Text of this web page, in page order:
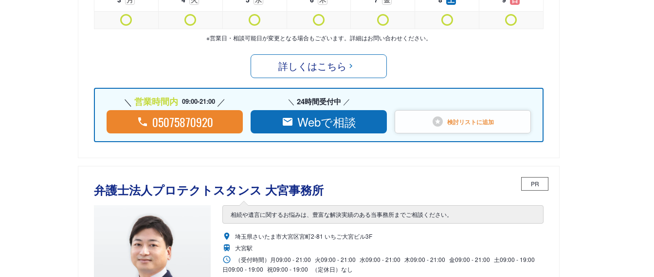
※営業日・相談可能日が変更となる場合もございます。詳細はお問い合わせください。
詳しくはこちら
営業時間内 09:00-21:00
05075870920
24時間受付中
Webで相談 検討リストに追加
弁護士法人プロテクトスタンス 大宮事務所 PR
相続や遺言に関するお悩みは、豊富な解決実績のある当事務所までご相談ください。
埼玉県さいたま市大宮区宮町2-81 いちご大宮ビル3F
大宮駅
（受付時間） 月09:00 - 21:00 火09:00 - 21:00 水09:00 - 21:00 木09:00 - 21:00 金09:00 - 21:00 土09:00 - 19:00
日09:00 - 19:00 祝09:00 - 19:00
（定休日）なし